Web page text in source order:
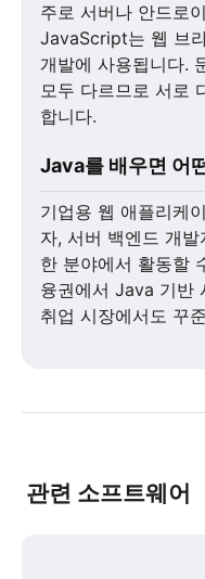
주로 서버나 안드로
JavaScript는 웹 브
개발에 사용됩니다.
모두 다르므로 서로
합니다.
Java를 배우면 어
기업용 웹 애플리케
자, 서버 백엔드 개
한 분야에서 활동할
융권에서 Java 기반
취업 시장에서도 꾸
관련 소프트웨어